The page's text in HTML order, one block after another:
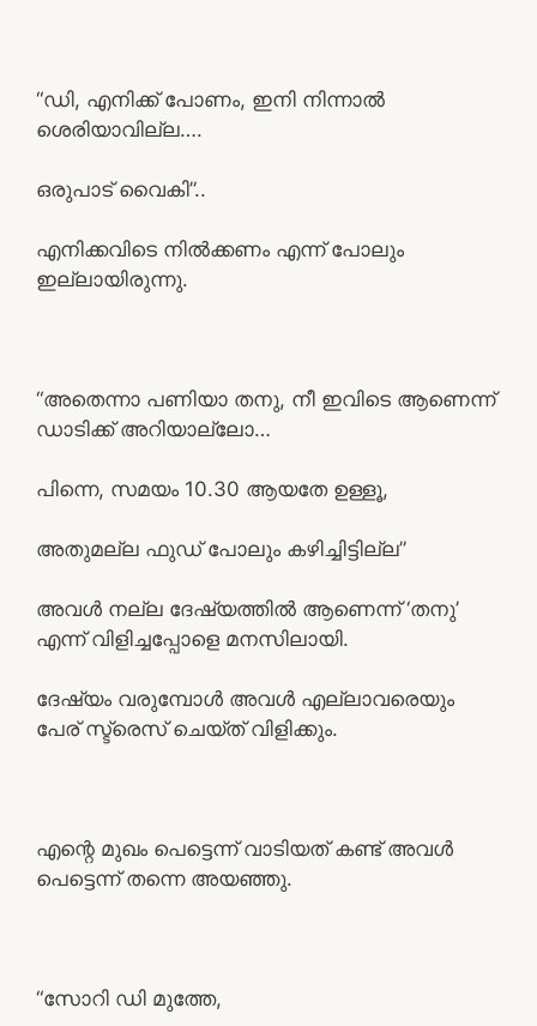
“ഡി, എനിക്ക് പോണം, ഇനി നിന്നാൽ
ശെരിയാവില്ല….
ഒരുപാട് വൈകി”..
എനിക്കവിടെ നിൽക്കണം എന്ന് പോലും
ഇല്ലായിരുന്നു.
“അതെന്നാ പണിയാ തനു, നീ ഇവിടെ ആണെന്ന്
ഡാടിക്ക് അറിയാല്ലോ…
പിന്നെ, സമയം 10.30 ആയതേ ഉള്ളൂ,
അതുമല്ല ഫുഡ്‌ പോലും കഴിച്ചിട്ടില്ല”
അവൾ നല്ല ദേഷ്യത്തിൽ ആണെന്ന് ‘തനു’
എന്ന് വിളിച്ചപ്പോളെ മനസിലായി.
ദേഷ്യം വരുമ്പോൾ അവൾ എല്ലാവരെയും
പേര് സ്ട്രെസ് ചെയ്ത് വിളിക്കും.
എന്റെ മുഖം പെട്ടെന്ന് വാടിയത് കണ്ട് അവൾ
പെട്ടെന്ന് തന്നെ അയഞ്ഞു.
“സോറി ഡി മുത്തേ,